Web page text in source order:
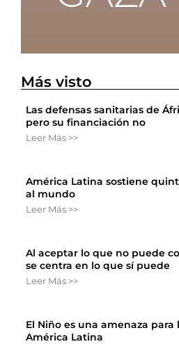
Más visto
Las defensas sanitarias de
pero su financiación no
Leer Más >>
América Latina sostiene
al mundo
Leer Más >>
Al aceptar lo que no puede
se centra en lo que sí puede
Leer Más >>
El Niño es una amenaza
América Latina